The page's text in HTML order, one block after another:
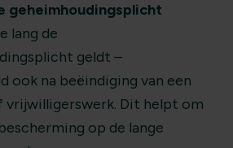
geheimhoudingsplicht
lang de
geldt –
ook na beëindiging van een
Dit helpt om
op de lange